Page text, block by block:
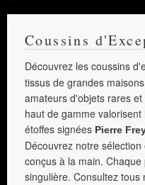
Coussins
Découvrez les coussins
tissus de grandes
amateurs d'objets rares
haut de gamme
étoffes signées Pierre
Découvrez notre
conçus à la main.
singulière. Consultez tous